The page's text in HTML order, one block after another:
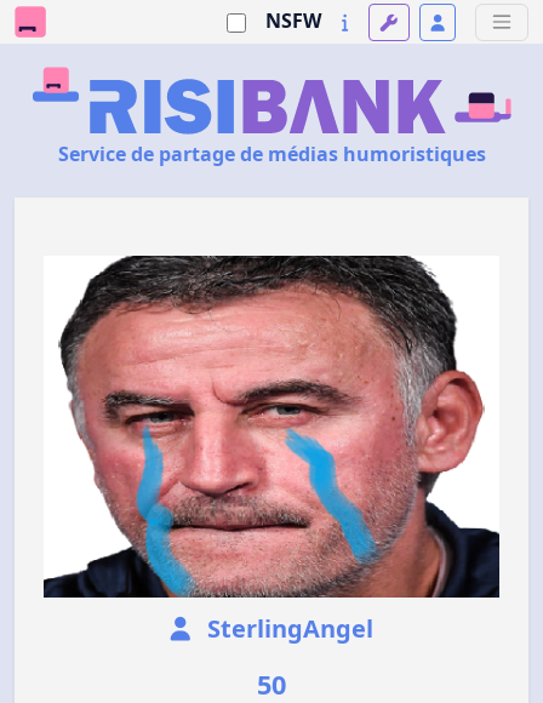
NSFW
Service de partage de médias humoristiques
SterlingAngel
50